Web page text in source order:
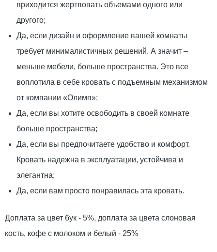
приходится жертвовать объемами одного или
другого;
Да, если дизайн и оформление вашей комнаты
требует минималистичных решений. А значит –
меньше мебели, больше пространства. Это все
воплотила в себе кровать с подъемным механизмом
от компании «Олимп»;
Да, если вы хотите освободить в своей комнате
больше пространства;
Да, если вы предпочитаете удобство и комфорт.
Кровать надежна в эксплуатации, устойчива и
элегантна;
Да, если вам просто понравилась эта кровать.
Доплата за цвет бук - 5%, доплата за цвета слоновая
кость, кофе с молоком и белый - 25%